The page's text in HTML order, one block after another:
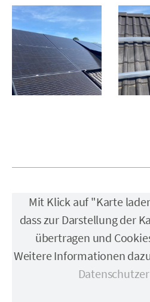
Mit Klick auf "Karte
dass zur Darstellung der
übertragen und
Weitere Informationen